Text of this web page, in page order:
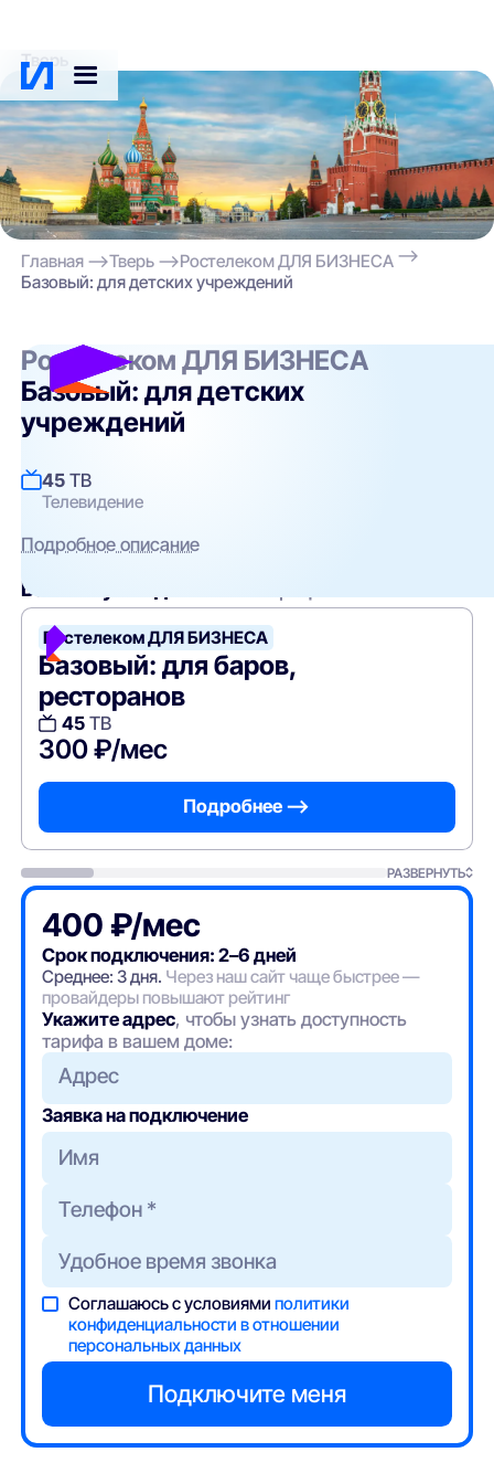
Тверь
Главная Тверь
Ростелеком ДЛЯ БИЗНЕСА
Базовый: для детских учреждений
Ростелеком ДЛЯ БИЗНЕСА
Базовый: для детских
учреждений
45 ТВ
Телевидение
Подробное описание
Вам могут подойти
Ростелеком ДЛЯ БИЗНЕСА
Базовый: для баров,
ресторанов
45ТВ
300 ₽/мес
Подробнее —>
РАЗВЕРНУТЬ
400 ₽/мес
Срок подключения: 2–6 дней
Среднее: 3 дня. Через наш сайт чаще быстрее —
провайдеры повышают рейтинг
Укажите адрес, чтобы узнать доступность
тарифа в вашем доме:
Адрес
Заявка на подключение
Соглашаюсь с условиямиполитики
конфиденциальности в отношении
персональных данных